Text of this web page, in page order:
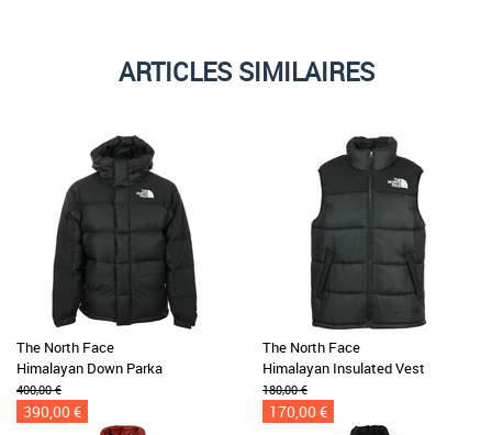
ARTICLES SIMILAIRES
The North Face
Himalayan Down Parka
400,00 €
390,00 €
The North Face
Himalayan Insulated Vest
180,00 €
170,00 €